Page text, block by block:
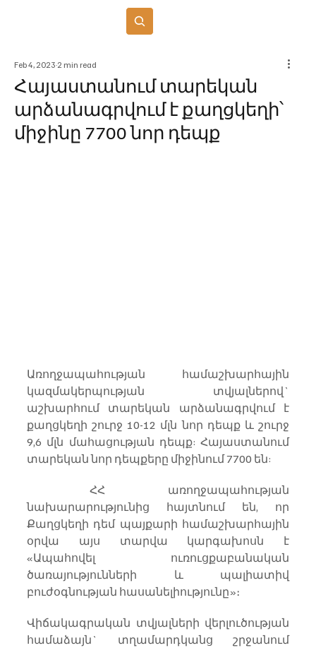
Հայաստանում տարեկան
արձանագրվում է քաղցկեղի՝
միջինը 7700 նոր դեպք
Feb 4, 2023 2 min read
Առողջապահության համաշխարհային
կազմակերպության տվյալներով`
աշխարհում տարեկան արձանագրվում է
քաղցկեղի շուրջ 10-12 մլն նոր դեպք և շուրջ
9,6 մլն մահացության դեպք: Հայաստանում
տարեկան նոր դեպքերը միջինում 7700 են:
նախարարությունից հայտնում են, որ
Քաղցկեղի դեմ պայքարի համաշխարհային
օրվա այս տարվա կարգախոսն է
«Ապահովել ուռուցքաբանական
ծառայությունների և պալիատիվ
բուժօգնության հասանելիությունը»։
Վիճակագրական տվյալների վերլուծության
համաձայն` տղամարդկանց շրջանում